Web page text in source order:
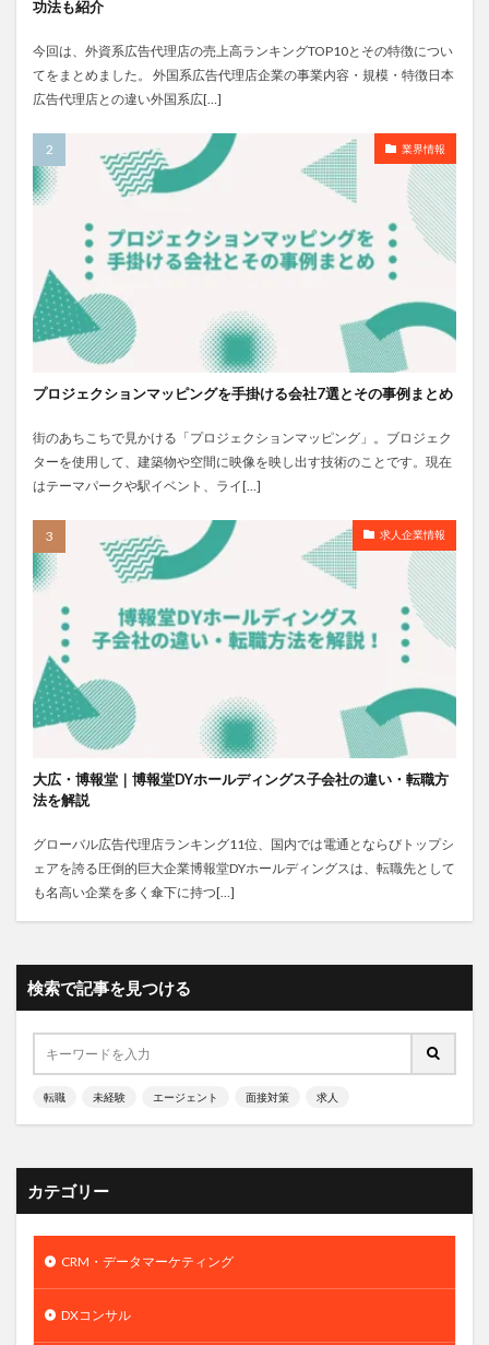
功法も紹介
今回は、外資系広告代理店の売上高ランキングTOP10とその特徴につい
てをまとめました。 外国系広告代理店企業の事業内容・規模・特徴日本
広告代理店との違い外国系広[…]
業界情報
プロジェクションマッピングを手掛ける会社7選とその事例まとめ
街のあちこちで見かける「プロジェクションマッピング」。ブロジェク
ターを使用して、建築物や空間に映像を映し出す技術のことです。現在
はテーマパークや駅イベント、ライ[…]
求人企業情報
大広・博報堂｜博報堂DYホールディングス子会社の違い・転職方
法を解説
グローバル広告代理店ランキング11位、国内では電通とならびトップシ
ェアを誇る圧倒的巨大企業博報堂DYホールディングスは、転職先として
も名高い企業を多く傘下に持つ[…]
検索で記事を見つける
転職 未経験 エージェント 面接対策 求人
カテゴリー
CRM・データマーケティング
DXコンサル